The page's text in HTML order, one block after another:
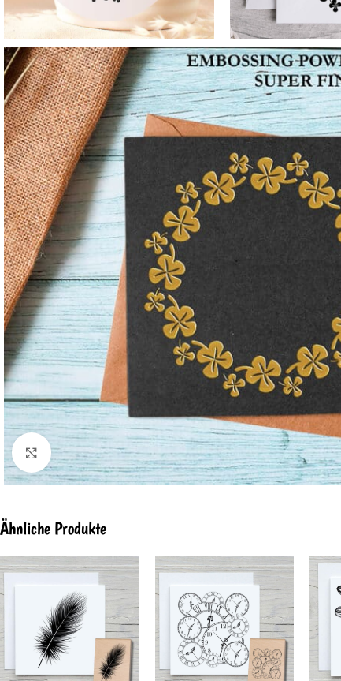
Click to enlarge
Ähnliche Produkte